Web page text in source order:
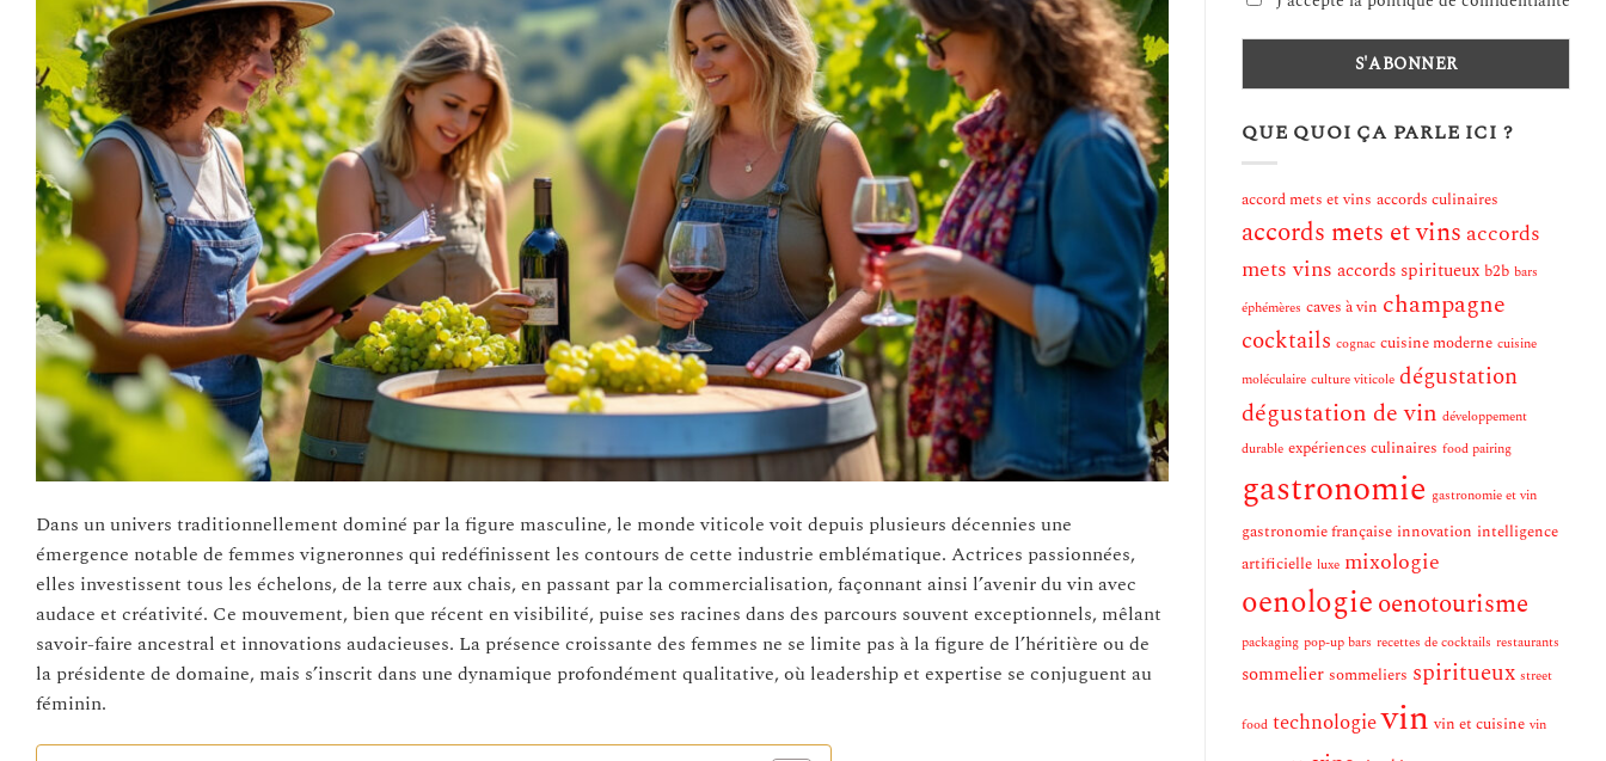
Dans un univers traditionnellement dominé par la figure masculine, le monde viticole voit depuis plusieurs décennies une
émergence notable de femmes vigneronnes qui redéfinissent les contours de cette industrie emblématique. Actrices passionnées,
elles investissent tous les échelons, de la terre aux chais, en passant par la commercialisation, façonnant ainsi l’avenir du vin avec
audace et créativité. Ce mouvement, bien que récent en visibilité, puise ses racines dans des parcours souvent exceptionnels, mêlant
savoir-faire ancestral et innovations audacieuses. La présence croissante des femmes ne se limite pas à la figure de l’héritière ou de
la présidente de domaine, mais s’inscrit dans une dynamique profondément qualitative, où leadership et expertise se conjuguent au
féminin.
QUE QUOI ÇA PARLE ICI ?
accord mets et vins accords culinaires
accords mets et vins accords
mets vins accords spiritueux b2b bars
éphémères caves à vin champagne
cocktails cognac cuisine moderne cuisine
moléculaire culture viticole dégustation
dégustation de vin développement
durable expériences culinaires food pairing
gastronomie gastronomie et vin
gastronomie française innovation intelligence
artificielle luxe mixologie
oenologieoenotourisme
packaging pop-up bars recettes de cocktails restaurants
sommelier sommeliers spiritueux street
food technologievin vin et cuisine vin